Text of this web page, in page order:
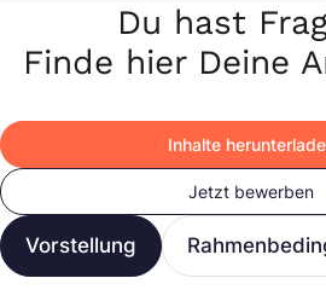
Du hast
Finde hier Deine
Inhalte
Jetzt bewerben
Vorstellung